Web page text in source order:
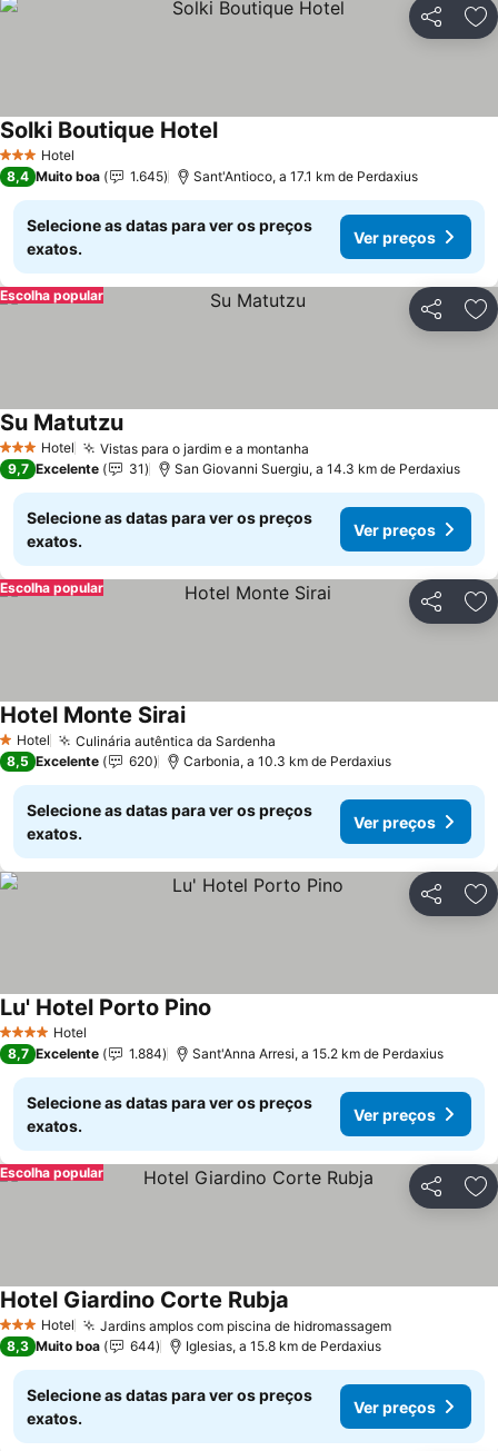
Partilhar
3 EstrelasHotel
Solki Boutique Hotel
8,4 Muito boa 1.645 Sant'Antioco, a 17.1 km de Perdaxius
Selecione as datas para ver os preços
exatos.
Ver preços
Partilhar
Escolha popular
3 EstrelasHotel Vistas para o jardim e a montanha
Su Matutzu
9,7 Excelente 31 San Giovanni Suergiu, a 14.3 km de Perdaxius
Selecione as datas para ver os preços
exatos.
Ver preços
Partilhar
Escolha popular
1 Estrelas
Hotel Culinária autêntica da Sardenha
Hotel Monte Sirai
8,5 Excelente 620 Carbonia, a 10.3 km de Perdaxius
Selecione as datas para ver os preços
exatos.
Ver preços
Partilhar
4 EstrelasHotel
Lu' Hotel Porto Pino
8,7 Excelente 1.884 Sant'Anna Arresi, a 15.2 km de Perdaxius
Selecione as datas para ver os preços
exatos.
Ver preços
Partilhar
Escolha popular
3 EstrelasHotel Jardins amplos com piscina de hidromassagem
Hotel Giardino Corte Rubja
8,3 Muito boa 644 Iglesias, a 15.8 km de Perdaxius
Selecione as datas para ver os preços
exatos.
Ver preços